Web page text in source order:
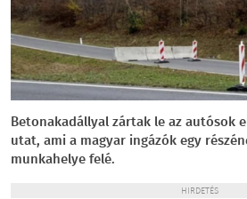
Betonakadállyal zártak le az autósok
utat, ami a magyar ingázók egy
munkahelye felé.
HIRDETÉS